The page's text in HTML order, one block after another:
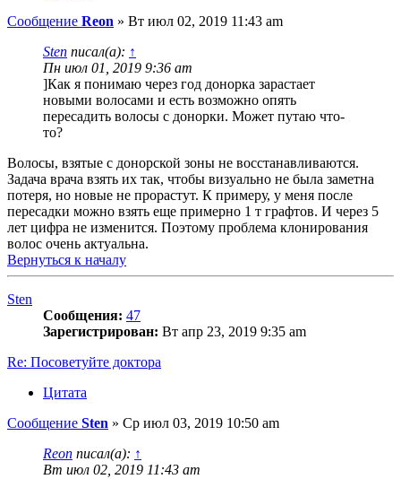
Сообщение Reon » Вт июл 02, 2019 11:43 am
Sten писал(а): ↑
Пн июл 01, 2019 9:36 am
]Как я понимаю через год донорка зарастает
новыми волосами и есть возможно опять
пересадить волосы с донорки. Может путаю что-
то?
Волосы, взятые с донорской зоны не восстанавливаются.
Задача врача взять их так, чтобы визуально не была заметна
потеря, но новые не прорастут. К примеру, у меня после
пересадки можно взять еще примерно 1 т графтов. И через 5
лет цифра не изменится. Поэтому проблема клонирования
волос очень актуальна.
Вернуться к началу
Sten
Сообщения: 47
Зарегистрирован: Вт апр 23, 2019 9:35 am
Re: Посоветуйте доктора
Цитата
Сообщение Sten » Ср июл 03, 2019 10:50 am
Reon писал(а): ↑
Вт июл 02, 2019 11:43 am